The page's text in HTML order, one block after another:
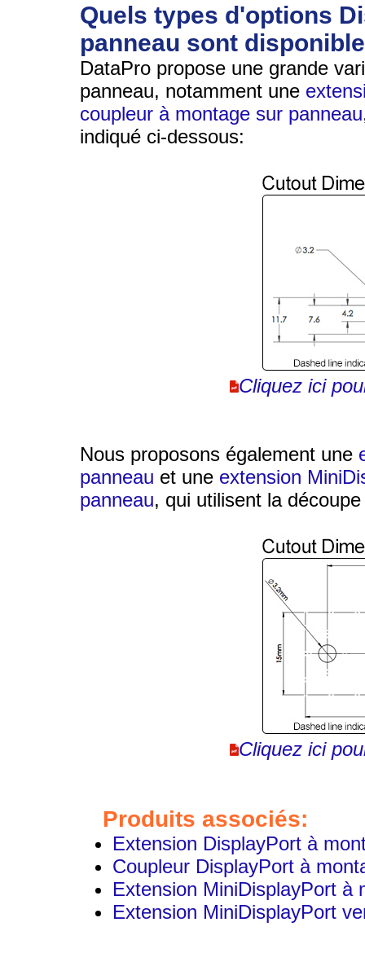
Quels types d'options
panneau sont
DataPro propose une grande
panneau, notamment une
coupleur à montage sur panneau
indiqué ci-dessous:
Cliquez ici
Nous proposons également une
panneau et une extension
panneau, qui utilisent la
Cliquez ici
Produits associés:
Extension DisplayPort à
Coupleur DisplayPort à
Extension MiniDisplayPort à
Extension MiniDisplayPort